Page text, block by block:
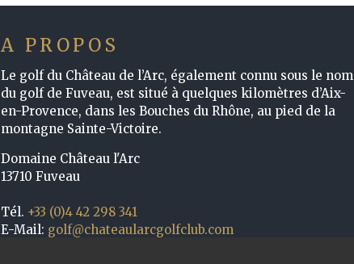
A PROPOS
Le golf du Château de l’Arc, également connu sous le nom
du golf de Fuveau, est situé à quelques kilomètres d’Aix-
en-Provence, dans les Bouches du Rhône, au pied de la
montagne Sainte-Victoire.
Domaine Château l'Arc
13710 Fuveau
Tél. +33 (0)4 42 298 341
E-Mail: golf@chateaularcgolfclub.com